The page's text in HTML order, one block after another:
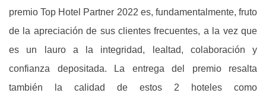
premio Top Hotel Partner 2022 es, fundamentalmente, fruto
de la apreciación de sus clientes frecuentes, a la vez que
es un lauro a la integridad, lealtad, colaboración y
confianza depositada. La entrega del premio resalta
también la calidad de estos 2 hoteles como